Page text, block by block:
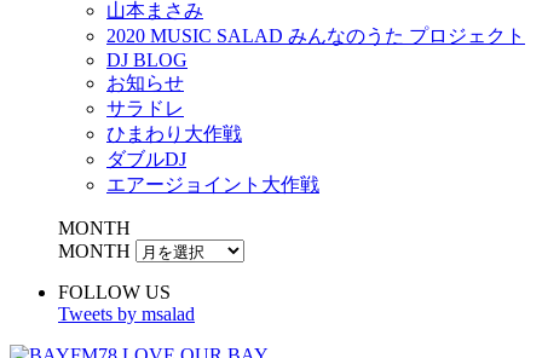
山本まさみ
2020 MUSIC SALAD みんなのうた プロジェクト
DJ BLOG
お知らせ
サラドレ
ひまわり大作戦
ダブルDJ
エアージョイント大作戦
MONTH
MONTH
FOLLOW US
Tweets by msalad